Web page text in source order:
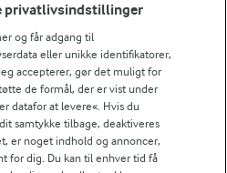
ting, der gør forskellen i
tips, vi selv bruger, når vi
hakkebøf i stedet for skinke.
privatlivsindstillinger
og får adgang til
eller unikke identifikatorer,
accepterer, gør det muligt for
de formål, der er vist under
datafor at levere«. Hvis du
samtykke tilbage, deaktiveres
er noget indhold og annoncer,
for dig. Du kan til enhver tid få